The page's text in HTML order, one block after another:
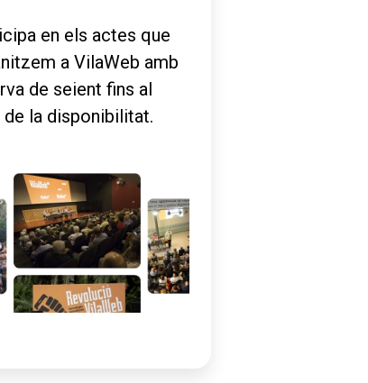
en els actes que
a VilaWeb amb
de seient fins al
la disponibilitat.